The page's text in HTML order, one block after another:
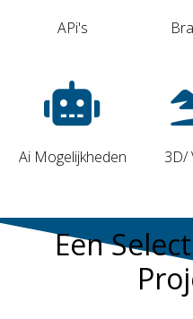
APi's
Ai Mogelijkheden 3D/
Een